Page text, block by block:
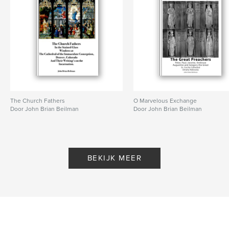
The Church Fathers
Door John Brian Beilman
O Marvelous Exchange
Door John Brian Beilman
BEKIJK MEER